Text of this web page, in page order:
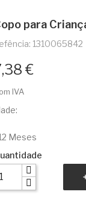
para
1310065842
€
IVA
Meses